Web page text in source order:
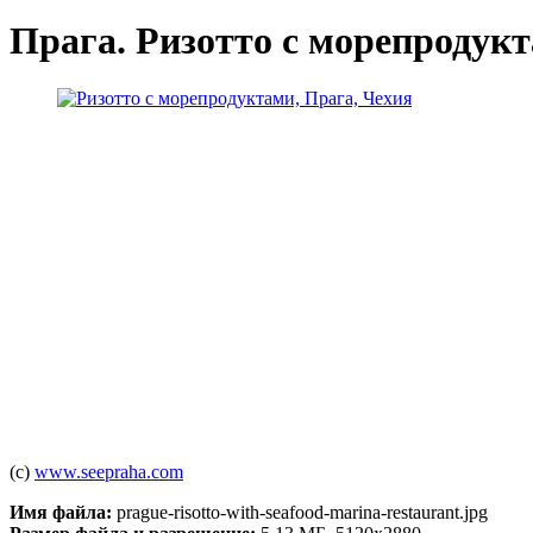
Прага. Ризотто с
(c) www.seepraha.com
Имя файла: prague-risotto-with-seafood-marina-restaurant.jpg